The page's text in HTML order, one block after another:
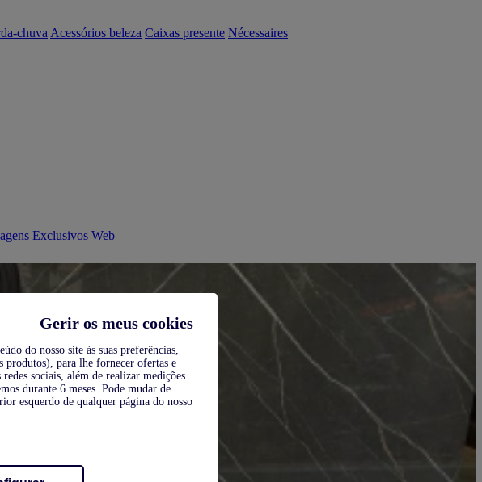
Gerir os meus cookies
do nosso site às suas preferências,
produtos), para lhe fornecer ofertas e
sociais, além de realizar medições
durante 6 meses. Pode mudar de
esquerdo de qualquer página do nosso
chuva Acessórios beleza Caixas presente Nécessaires
Exclusivos Web